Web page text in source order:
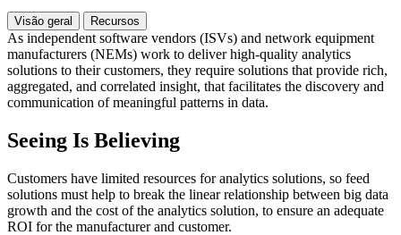
Visão geral Recursos
As independent software vendors (ISVs) and network equipment
manufacturers (NEMs) work to deliver high-quality analytics
solutions to their customers, they require solutions that provide rich,
aggregated, and correlated insight, that facilitates the discovery and
communication of meaningful patterns in data.
Seeing Is Believing
Customers have limited resources for analytics solutions, so feed
solutions must help to break the linear relationship between big data
growth and the cost of the analytics solution, to ensure an adequate
ROI for the manufacturer and customer.